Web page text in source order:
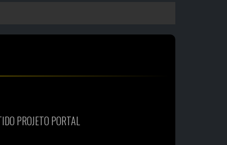
PROJETO PORTAL